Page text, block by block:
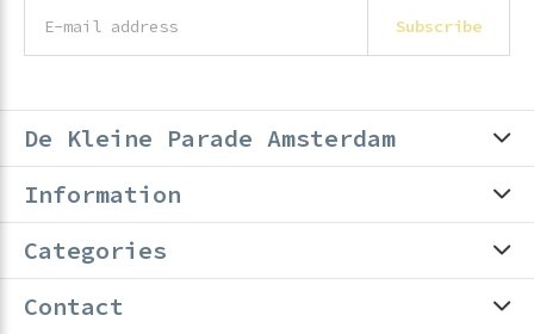
Subscribe
De Kleine Parade Amsterdam
Information
Categories
Contact